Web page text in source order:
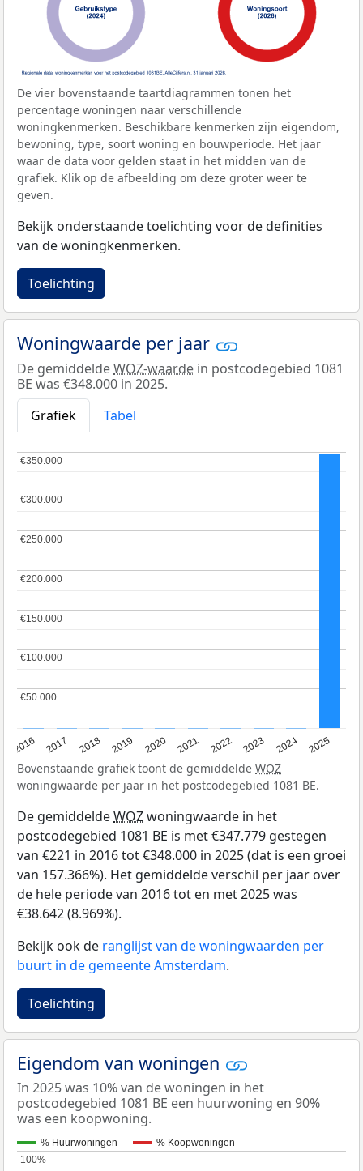
De vier bovenstaande taartdiagrammen tonen het
percentage woningen naar verschillende
woningkenmerken. Beschikbare kenmerken zijn eigendom,
bewoning, type, soort woning en bouwperiode. Het jaar
waar de data voor gelden staat in het midden van de
grafiek. Klik op de afbeelding om deze groter weer te
geven.
Bekijk onderstaande toelichting voor de definities
van de woningkenmerken.
Toelichting
Woningwaarde per jaar
De gemiddeldeWOZ-waarde in postcodegebied 1081
BE was €348.000 in 2025.
Grafiek
Tabel
2016 2017 2018 2019 2020 2021 2022 2023 2024 2025
€50.000
€50.000
€100.000
€100.000
€150.000
€150.000
€200.000
€200.000
€250.000
€250.000
€300.000
€300.000
€350.000
€350.000
Bovenstaande grafiek toont de gemiddelde WOZ
woningwaarde per jaar in het postcodegebied 1081 BE.
De gemiddeldeWOZwoningwaarde in het
postcodegebied 1081 BE is met €347.779 gestegen
van €221 in 2016 tot €348.000 in 2025 (dat is een groei
van 157.366%). Het gemiddelde verschil per jaar over
de hele periode van 2016 tot en met 2025 was
€38.642 (8.969%).
Bekijk ook de ranglijst van de woningwaarden per
buurt in de gemeente Amsterdam.
Toelichting
Eigendom van woningen
In 2025 was 10% van de woningen in het
postcodegebied 1081 BE een huurwoning en 90%
was een koopwoning.
% Huurwoningen
% Koopwoningen
100%
100%